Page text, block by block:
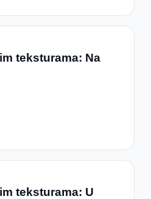
teksturama: Na
teksturama: U